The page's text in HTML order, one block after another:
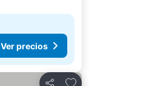
Ver precios
Añadir a favoritos